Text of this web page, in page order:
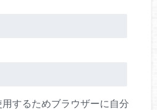
するためブラウザーに自分